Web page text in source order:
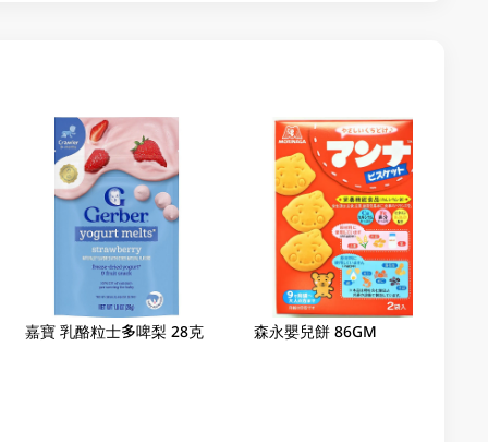
嘉寶 乳酪粒士多啤梨 28克 森永嬰兒餅 86GM